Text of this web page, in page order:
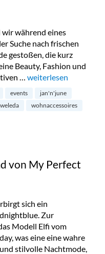
wir während eines
Suche nach frischen
gestoßen, die kurz
Beauty, Fashion und
… „Werte Freunde:
weiterlesen
events
jan'n'june
weleda
wohnaccessoires
von My Perfect
sich ein
Zur
Modell Elfi vom
was eine eine wahre
stilvolle Nachtmode,